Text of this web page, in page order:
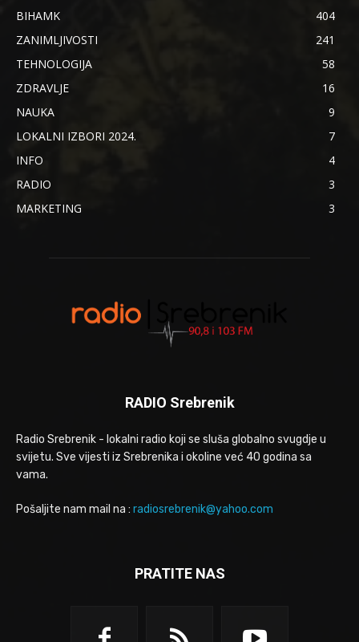
BIHAMK
404
ZANIMLJIVOSTI
241
TEHNOLOGIJA
58
ZDRAVLJE
16
NAUKA
9
LOKALNI IZBORI 2024.
7
INFO
4
RADIO
3
MARKETING
3
RADIO Srebrenik
Radio Srebrenik - lokalni radio koji se sluša globalno svugdje u
svijetu. Sve vijesti iz Srebrenika i okoline već 40 godina sa
vama.
Pošaljite nam mail na : radiosrebrenik@yahoo.com
PRATITE NAS